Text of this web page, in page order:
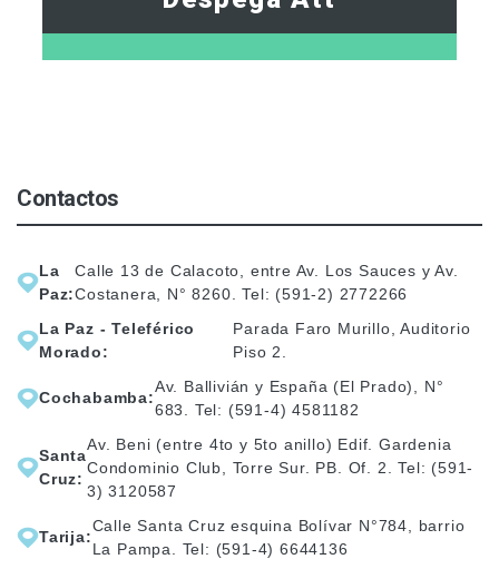
Contactos
La
Paz:
Calle 13 de Calacoto, entre Av. Los Sauces y Av.
Costanera, N° 8260. Tel: (591-2) 2772266
La Paz - Teleférico
Morado:
Parada Faro Murillo, Auditorio
Piso 2.
Cochabamba:
Av. Ballivián y España (El Prado), N°
683. Tel: (591-4) 4581182
Santa
Cruz:
Av. Beni (entre 4to y 5to anillo) Edif. Gardenia
Condominio Club, Torre Sur. PB. Of. 2. Tel: (591-
3) 3120587
Tarija:
Calle Santa Cruz esquina Bolívar N°784, barrio
La Pampa. Tel: (591-4) 6644136